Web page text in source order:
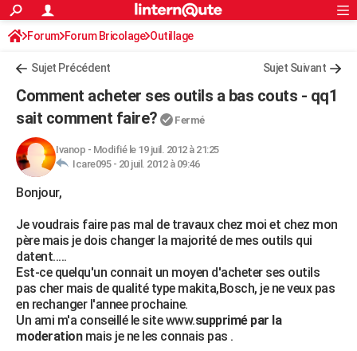
ACTUALITÉS
Politique
Société
Faits Divers
Education
Monde
Villes
+
Programme TV
Streaming
Cinéma
Sorties cinéma
Musique
FINANCE
Retraite
Impôts
Epargne
Immobilier
Risques naturels par ville
Banque
Assurance
Crédit
AUTO
Essais
Réserver un essai
Citadines
Berlines
SUV
Forum auto
HIGH-TECH
Forum
Aménagement intérieur
Extérieur
Cuisine
Salle de bains
Jardinage
Rangement
WEEK-END
Guides de France
Escapades
Patrimoine
Expositions
Musées
Week-end nature
+LIFESTYLE
Art de vivre
Bien-être
Loisirs
Mode
Modes de vie
SANTE
Alimentation
Guide de la santé
Maladies
Médicaments
Sommeil
VOYAGE
S'inscrire
Connexion
Forum Forum Bricolage Outillage
Sujet Précédent Sujet Suivant
Comment acheter ses outils a bas couts - qq1
sait comment faire?
Fermé
Ivanop - Modifié le 19 juil. 2012 à 21:25
Icare095 - 20 juil. 2012 à 09:46
Bonjour,
Je voudrais faire pas mal de travaux chez moi et chez mon
père mais je dois changer la majorité de mes outils qui
datent.....
Est-ce quelqu'un connait un moyen d'acheter ses outils
pas cher mais de qualité type makita,Bosch, je ne veux pas
en rechanger l'annee prochaine.
Un ami m'a conseillé le site www.supprimé par la
moderationmais je ne les connais pas .